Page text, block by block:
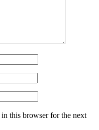
this browser for the next